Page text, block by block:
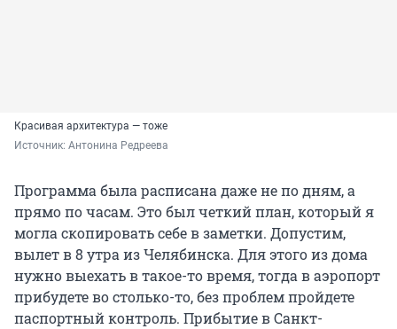
Красивая архитектура — тоже
Источник: Антонина Редреева
Программа была расписана даже не по дням, а
прямо по часам. Это был четкий план, который я
могла скопировать себе в заметки. Допустим,
вылет в 8 утра из Челябинска. Для этого из дома
нужно выехать в такое-то время, тогда в аэропорт
прибудете во столько-то, без проблем пройдете
паспортный контроль. Прибытие в Санкт-